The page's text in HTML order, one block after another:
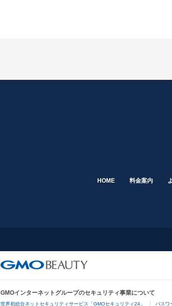
HOME 料金案内
GMOインターネットグループのセキュリティ事業について
世界初総合ネットセキュリティサービス「GMOセキュリティ24」 パスワ